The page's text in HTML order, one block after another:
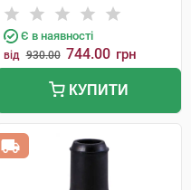
Хугезанд
Є в наявності
від 930.00 744.00 грн
КУПИТИ